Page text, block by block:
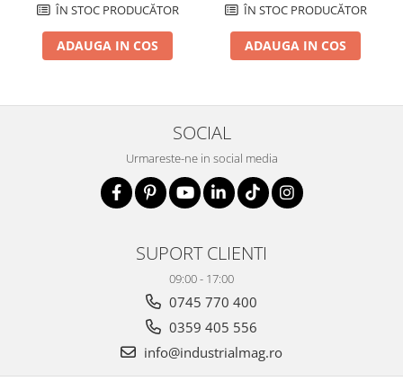
ÎN STOC PRODUCĂTOR
ADAUGA IN COS
ÎN STOC PRODUCĂTOR
ADAUGA IN COS
SOCIAL
Urmareste-ne in social media
SUPORT CLIENTI
09:00 - 17:00
0745 770 400
0359 405 556
info@industrialmag.ro